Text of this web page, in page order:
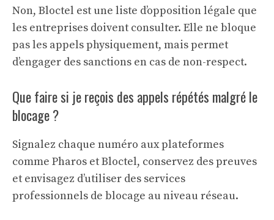
Non, Bloctel est une liste d’opposition légale que
les entreprises doivent consulter. Elle ne bloque
pas les appels physiquement, mais permet
d’engager des sanctions en cas de non-respect.
Que faire si je reçois des appels répétés malgré le
blocage ?
Signalez chaque numéro aux plateformes
comme Pharos et Bloctel, conservez des preuves
et envisagez d’utiliser des services
professionnels de blocage au niveau réseau.